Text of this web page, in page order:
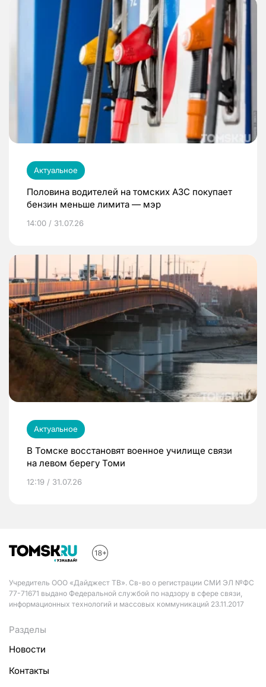
Актуальное
Половина водителей на томских АЗС покупает
бензин меньше лимита — мэр
14:00 / 31.07.26
Актуальное
В Томске восстановят военное училище связи
на левом берегу Томи
12:19 / 31.07.26
Учредитель ООО «Дайджест ТВ». Св-во о регистрации СМИ ЭЛ №ФС
77-71671 выдано Федеральной службой по надзору в сфере связи,
информационных технологий и массовых коммуникаций 23.11.2017
Разделы
Новости
Контакты